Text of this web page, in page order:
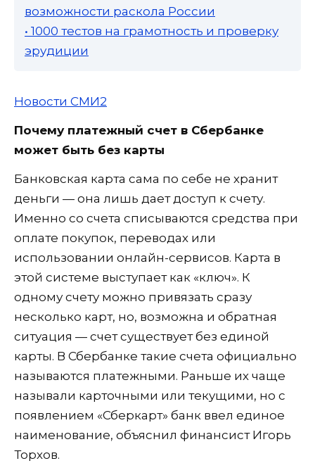
возможности раскола России
• 1000 тестов на грамотность и проверку
эрудиции
Новости СМИ2
Почему платежный счет в Сбербанке
может быть без карты
Банковская карта сама по себе не хранит
деньги — она лишь дает доступ к счету.
Именно со счета списываются средства при
оплате покупок, переводах или
использовании онлайн-сервисов. Карта в
этой системе выступает как «ключ». К
одному счету можно привязать сразу
несколько карт, но, возможна и обратная
ситуация — счет существует без единой
карты. В Сбербанке такие счета официально
называются платежными. Раньше их чаще
называли карточными или текущими, но с
появлением «Сберкарт» банк ввел единое
наименование, объяснил финансист Игорь
Торхов.